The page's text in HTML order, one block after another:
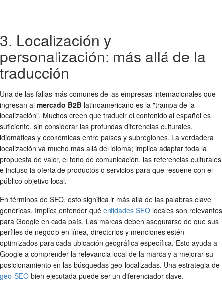
3. Localización y
personalización: más allá de la
traducción
Una de las fallas más comunes de las empresas internacionales que
ingresan al mercado B2B latinoamericano es la "trampa de la
localización". Muchos creen que traducir el contenido al español es
suficiente, sin considerar las profundas diferencias culturales,
idiomáticas y económicas entre países y subregiones. La verdadera
localización va mucho más allá del idioma; implica adaptar toda la
propuesta de valor, el tono de comunicación, las referencias culturales
e incluso la oferta de productos o servicios para que resuene con el
público objetivo local.
En términos de SEO, esto significa ir más allá de las palabras clave
genéricas. Implica entender qué entidades SEO locales son relevantes
para Google en cada país. Las marcas deben asegurarse de que sus
perfiles de negocio en línea, directorios y menciones estén
optimizados para cada ubicación geográfica específica. Esto ayuda a
Google a comprender la relevancia local de la marca y a mejorar su
posicionamiento en las búsquedas geo-localizadas. Una estrategia de
geo-SEO bien ejecutada puede ser un diferenciador clave.